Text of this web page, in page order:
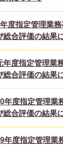
度指定管理業
総合評価の結果
年度指定管理業
総合評価の結果
年度指定管理業
総合評価の結果
年度指定管理業